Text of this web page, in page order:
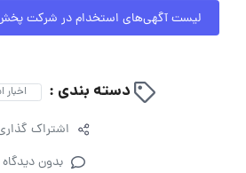
لیست آگهی‌های استخدام در شرکت
دسته بندی :
اشتراک
بدون دیدگاه